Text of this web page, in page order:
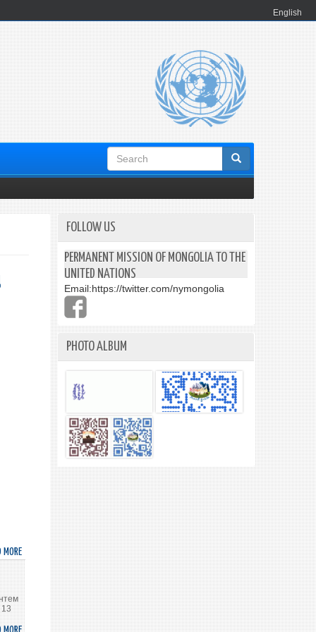
English
Search
form
MORE
ЭЛЧИН
САЙД,
БАЙНГЫН
ТӨЛӨӨЛӨГЧ
С.СҮХБОЛД
FOLLOW US
PERMANENT MISSION OF MONGOLIA TO THE
UNITED NATIONS
Email:https://twitter.com/nymongolia
PHOTO ALBUM